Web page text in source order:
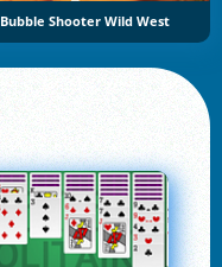
Bubble Shooter Wild West